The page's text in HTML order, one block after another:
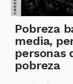
Pobreza
media,
personas
pobreza